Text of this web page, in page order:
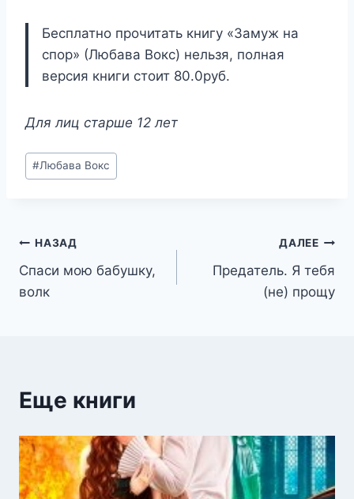
Бесплатно прочитать книгу «Замуж на
спор» (Любава Вокс) нельзя, полная
версия книги стоит 80.0руб.
Для лиц старше 12 лет
Метки
записи:
#Любава Вокс
Навигация
по
НАЗАД
Спаси мою бабушку,
волк
ДАЛЕЕ
Предатель. Я тебя
(не) прощу
Еще книги